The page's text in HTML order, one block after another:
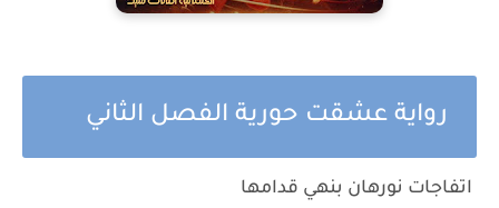
رواية عشقت حورية الفصل الثاني
اتفاجات نورهان بنهي قدامها